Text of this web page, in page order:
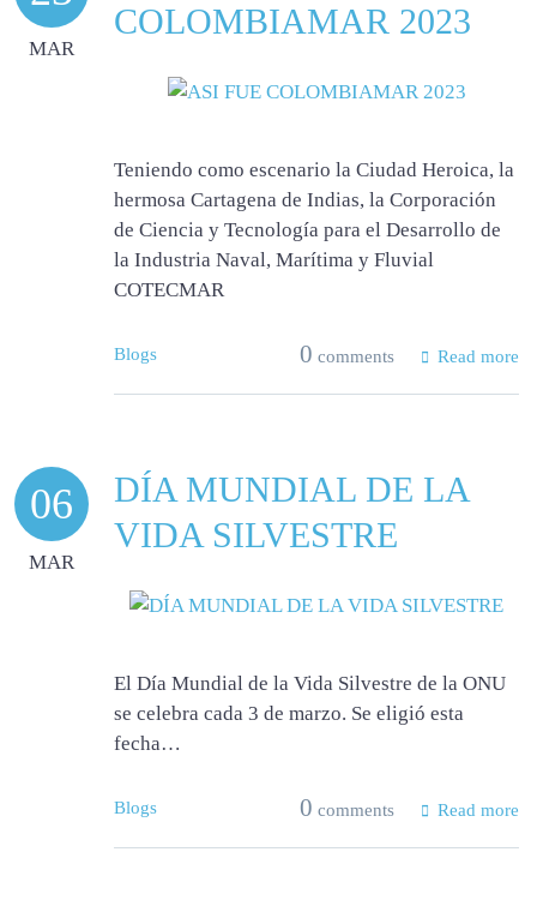
MAR
COLOMBIAMAR 2023
Teniendo como escenario la Ciudad Heroica, la
hermosa Cartagena de Indias, la Corporación
de Ciencia y Tecnología para el Desarrollo de
la Industria Naval, Marítima y Fluvial
COTECMAR
Blogs 0 comments Read more
06
MAR
DÍA MUNDIAL DE LA
VIDA SILVESTRE
El Día Mundial de la Vida Silvestre de la ONU
se celebra cada 3 de marzo. Se eligió esta
fecha…
Blogs 0 comments Read more